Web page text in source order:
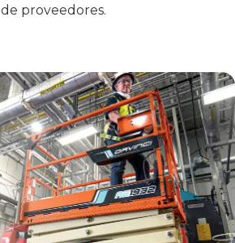
de proveedores.